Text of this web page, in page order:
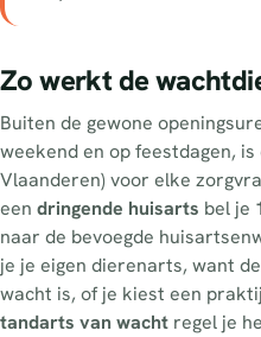
Zo werkt de
Buiten de gewone
weekend en op feestdagen,
Vlaanderen) voor elke
een dringende huisarts bel je
naar de bevoegde
je je eigen dierenarts, want
wacht is, of je kiest een
tandarts van wacht regel je